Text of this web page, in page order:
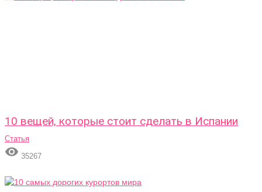
10 вещей, которые стоит сделать в Испании
Статья
 35267